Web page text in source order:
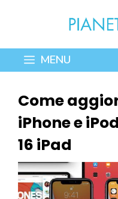
contenuto
MENU
Come
iPhone e
16 iPad